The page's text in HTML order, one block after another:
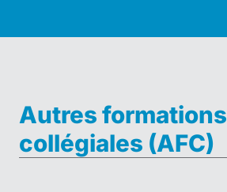
Autres formations
collégiales (AFC)